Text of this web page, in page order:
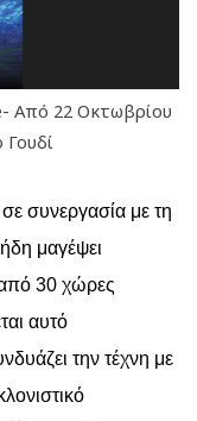
Από 22 Οκτωβρίου
συνεργασία με τη
ήδη μαγέψει
από 30 χώρες
αυτό
την τέχνη με